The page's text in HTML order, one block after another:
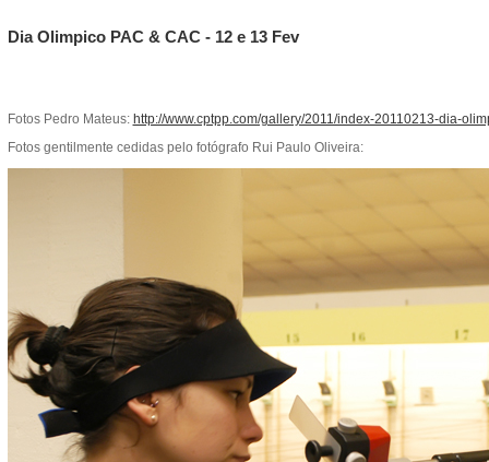
Dia Olimpico PAC & CAC - 12 e 13 Fev
Fotos Pedro Mateus: http://www.cptpp.com/gallery/2011/index-20110213-dia-
Fotos gentilmente cedidas pelo fotógrafo Rui Paulo Oliveira: